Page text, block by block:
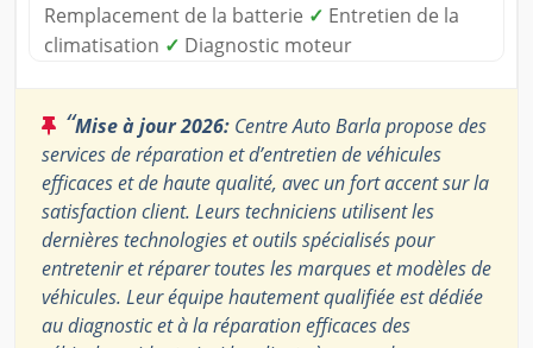
Remplacement de la batterie ✓ Entretien de la
climatisation ✓ Diagnostic moteur
“Mise à jour 2026: Centre Auto Barla propose des
services de réparation et d’entretien de véhicules
efficaces et de haute qualité, avec un fort accent sur la
satisfaction client. Leurs techniciens utilisent les
dernières technologies et outils spécialisés pour
entretenir et réparer toutes les marques et modèles de
véhicules. Leur équipe hautement qualifiée est dédiée
au diagnostic et à la réparation efficaces des